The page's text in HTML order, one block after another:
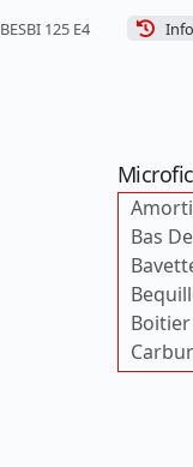
BESBI 125 E4
Bas